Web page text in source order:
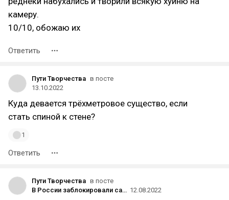
камеру.
10/10, обожаю их
Ответить
Пути Творчества в посте
13.10.2022
Куда девается трёхметровое существо, если
стать спиной к стене?
1
Ответить
Пути Творчества в посте
В России заблокировали сайт Patreon 12.08.2022